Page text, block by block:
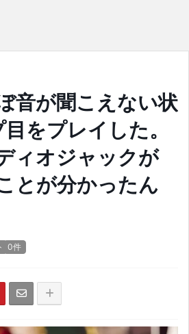
音が聞こえない状
をプレイした。
ィオジャックが
とが分かったん